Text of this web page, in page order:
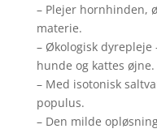
– Plejer hornhinden,
materie.
– Økologisk
hunde og kattes øjne.
– Med isotonisk
populus.
– Den milde